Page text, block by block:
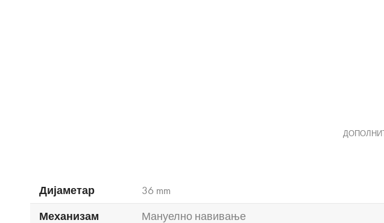
Дијаметар
36 mm
Механизам
Мануелно навивање